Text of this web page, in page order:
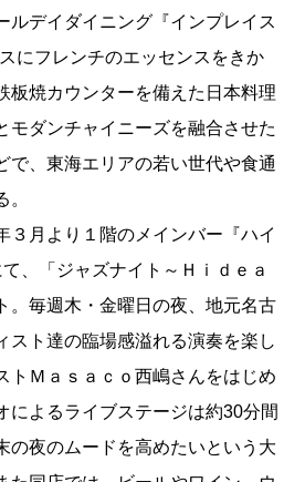
ルデイダイニング『インプレイス
にフレンチのエッセンスをきか
板焼カウンターを備えた日本料理
モダンチャイニーズを融合させた
で、東海エリアの若い世代や食通
月より１階のメインバー『ハイ
、「ジャズナイト～Ｈｉｄｅａ
。毎週木・金曜日の夜、地元名古
スト達の臨場感溢れる演奏を楽し
トＭａｓａｃｏ西嶋さんをはじめ
によるライブステージは約30分間
の夜のムードを高めたいという大